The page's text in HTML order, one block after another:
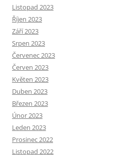
Listopad 2023
Říjen 2023
Září 2023
Srpen 2023
Červenec 2023
Červen 2023
Květen 2023
Duben 2023
Březen 2023
Únor 2023
Leden 2023
Prosinec 2022
Listopad 2022